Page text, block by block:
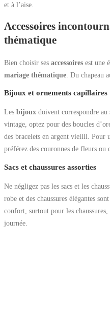
et à l’aise.
Accessoires
thématique
Bien choisir ses accessoires est une
mariage thématique . Du chapeau
Bijoux et ornements capillaires
Les bijoux doivent correspondre
vintage, optez pour des boucles
des bracelets en argent vieilli. Pour
préférez des couronnes de fleurs ou
Sacs et chaussures assorties
Ne négligez pas les sacs et les
robe et des chaussures élégantes
confort, surtout pour les
journée.